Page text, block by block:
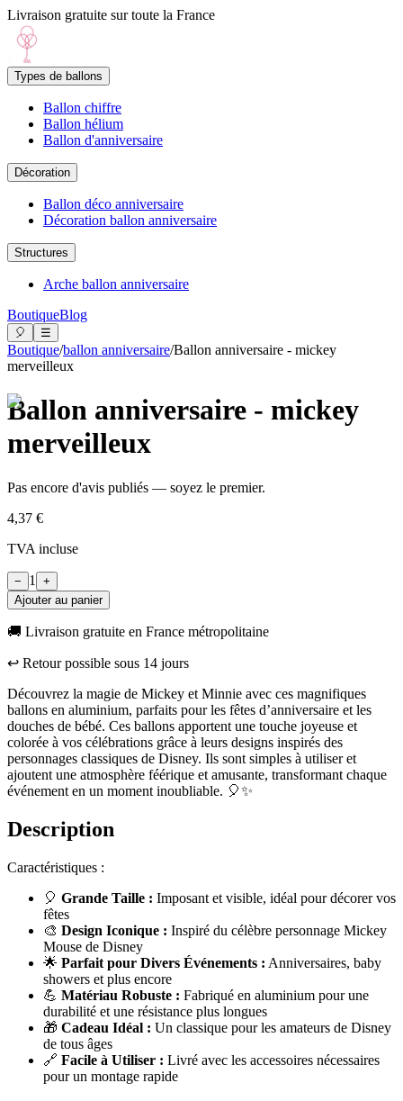
Livraison gratuite sur toute la France
Types de ballons
Ballon chiffre
Ballon hélium
Ballon d'anniversaire
Décoration
Ballon déco anniversaire
Décoration ballon anniversaire
Structures
Arche ballon anniversaire
BoutiqueBlog
🎈 ☰
Boutique/ballon anniversaire/Ballon anniversaire - mickey
merveilleux
Ballon anniversaire - mickey
merveilleux
Pas encore d'avis publiés — soyez le premier.
4,37 €
TVA incluse
− 1
+
Ajouter au panier
🚚 Livraison gratuite en France métropolitaine
↩︎ Retour possible sous 14 jours
Découvrez la magie de Mickey et Minnie avec ces magnifiques
ballons en aluminium, parfaits pour les fêtes d’anniversaire et les
douches de bébé. Ces ballons apportent une touche joyeuse et
colorée à vos célébrations grâce à leurs designs inspirés des
personnages classiques de Disney. Ils sont simples à utiliser et
ajoutent une atmosphère féérique et amusante, transformant chaque
événement en un moment inoubliable. 🎈✨
Description
Caractéristiques :
🎈 Grande Taille : Imposant et visible, idéal pour décorer vos
fêtes
🎨 Design Iconique : Inspiré du célèbre personnage Mickey
Mouse de Disney
🌟 Parfait pour Divers Événements : Anniversaires, baby
showers et plus encore
💪 Matériau Robuste : Fabriqué en aluminium pour une
durabilité et une résistance plus longues
🎁 Cadeau Idéal : Un classique pour les amateurs de Disney
de tous âges
🔗 Facile à Utiliser : Livré avec les accessoires nécessaires
pour un montage rapide